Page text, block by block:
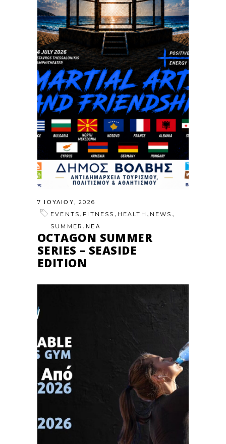
7 ΙΟΥΛΊΟΥ, 2026
EVENTS , FITNESS , HEALTH , NEWS ,
SUMMER ,ΝΕΑ
OCTAGON SUMMER
SERIES – SEASIDE
EDITION